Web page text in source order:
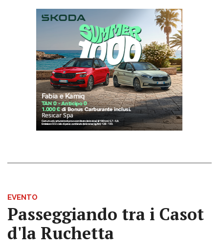
EVENTO
Passeggiando tra i Casot
d'la Ruchetta